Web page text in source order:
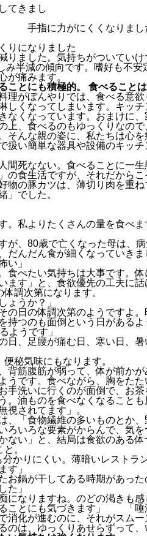
てきまし
りました。胃や腸の
になりました
りました。気持ちがついていけ
半減の傾向です。嗜好も不
が痛みます。
ことにも積極的。 食べること
理がぼんやりでは、食べる意
しくなってしまいます。キッ
なくなっています。おまけに
上、食べるのもゆっくりなの
そんな親の姿に、私たちは
扱い簡単な器具や設備のキッ
間死なない。食べることに一
の食生活ですが、それだから
物の豚カツは、薄切り肉を重
」でした。
。私よりたくさんの量を食べ
が、80歳で亡くなった母は、
だんだん食が細くなっていき
い」
食べたい気持ちは大事です。
ます」と、食欲優先の工夫に話
調次第になります。
ょうか？」
の日の体調次第のようですよ
持つのも面倒という日がある
ようです」
日、足腰が痛む日、寒い日、
秘気味にもなります。
背筋腹筋が弱って、体が前か
うです。食べながら、胸をたた
手洗いに行くのが面倒で、お
。油ものを食べなくなること
視されてます」。
、「食物繊維の多いものとか
ろいろな要素がからんで、気
ない」と、結局は食欲のある
。
かりにくい。薄暗いレストラ
す」
お鍋が干してある時期があっ
た」
になりますね。のどの渇きも
ことにも気づきます」 「唾
消化が進むのに、それがスム
のは、ゆっくりあせらずって、